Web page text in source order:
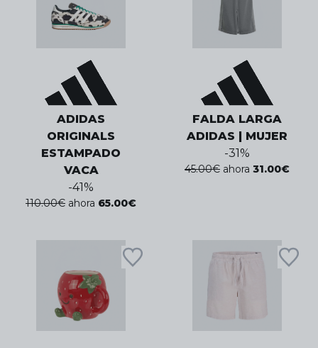
ADIDAS
ORIGINALS
ESTAMPADO
VACA
-41%
110.00€ ahora 65.00€
FALDA LARGA
ADIDAS | MUJER
-31%
45.00€ ahora 31.00€